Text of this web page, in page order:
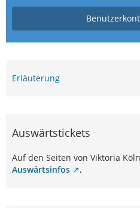
Erläuterung
Auswärtstickets
Auf den Seiten von Viktoria
Auswärtsinfos
.